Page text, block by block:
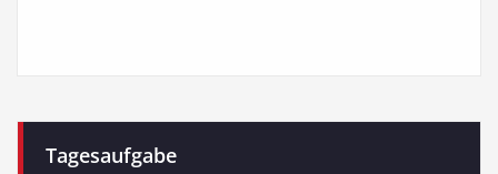
Tagesaufgabe